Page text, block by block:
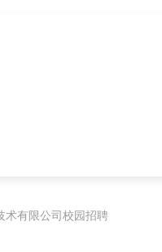
术有限公司校园招聘